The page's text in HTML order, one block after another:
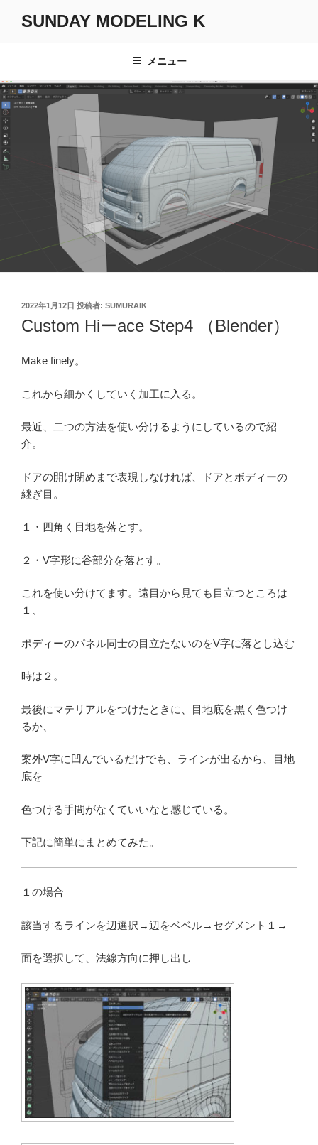
へ
ス
キ
ッ
プ
SUNDAY MODELING K
メニュー
投
日:
2022年1月12日 投稿者: SUMURAIK
Custom Hiーace Step4 （Blender）
Make finely。
これから細かくしていく加工に入る。
最近、二つの方法を使い分けるようにしているので紹
介。
ドアの開け閉めまで表現しなければ、ドアとボディーの
継ぎ目。
１・四角く目地を落とす。
２・V字形に谷部分を落とす。
これを使い分けてます。遠目から見ても目立つところは
１、
ボディーのパネル同士の目立たないのをV字に落とし込む
時は２。
最後にマテリアルをつけたときに、目地底を黒く色つけ
るか、
案外V字に凹んでいるだけでも、ラインが出るから、目地
底を
色つける手間がなくていいなと感じている。
下記に簡単にまとめてみた。
１の場合
該当するラインを辺選択→辺をベベル→セグメント１→
面を選択して、法線方向に押し出し